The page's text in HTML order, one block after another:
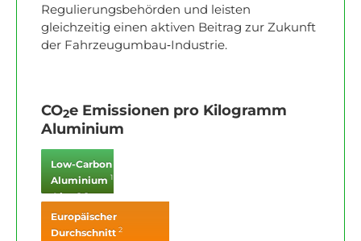
Regulierungsbehörden und leisten
gleichzeitig einen aktiven Beitrag zur Zukunft
der Fahrzeugumbau‑Industrie.
CO2e Emissionen pro Kilogramm
Aluminium
Low-Carbon
Aluminium 1
4 kg CO
Europäischer
Durchschnitt 2